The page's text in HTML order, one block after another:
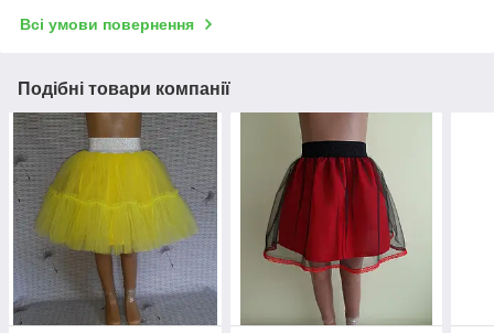
Всі умови повернення
Подібні товари компанії